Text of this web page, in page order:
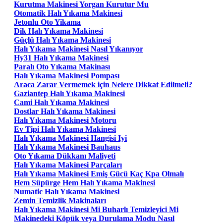
Kurutma Makinesi Yorgan Kurutur Mu
Otomatik Halı Yıkama Makinesi
Jetonlu Oto Yikama
Dik Halı Yıkama Makinesi
Güçlü Halı Yıkama Makinesi
Halı Yıkama Makinesi Nasıl Yıkanıyor
Hy31 Halı Yıkama Makinesi
Paralı Oto Yıkama Makinası
Halı Yıkama Makinesi Pompası
Araca Zarar Vermemek için Nelere Dikkat Edilmeli?
Gaziantep Halı Yıkama Makinesi
Cami Halı Yıkama Makinesi
Dostlar Halı Yıkama Makinesi
Halı Yıkama Makinesi Motoru
Ev Tipi Halı Yıkama Makinesi
Halı Yıkama Makinesi Hangisi Iyi
Halı Yıkama Makinesi Bauhaus
Oto Yıkama Dükkanı Maliyeti
Halı Yıkama Makinesi Parçaları
Halı Yıkama Makinesi Emiş Gücü Kaç Kpa Olmalı
Hem Süpürge Hem Halı Yıkama Makinesi
Numatic Halı Yıkama Makinesi
Zemin Temizlik Makinaları
Halı Yıkama Makinesi Mi Buharlı Temizleyici Mi
Makinedeki Köpük veya Durulama Modu Nasıl